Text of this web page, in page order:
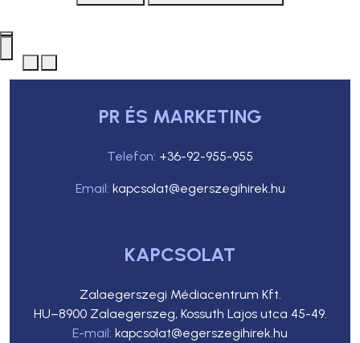
PR ÉS MARKETING
Telefon: +36-92-955-955
Email: kapcsolat@egerszegihirek.hu
KAPCSOLAT
Zalaegerszegi Médiacentrum Kft.
HU–8900 Zalaegerszeg, Kossuth Lajos utca 45-49.
E-mail: kapcsolat@egerszegihirek.hu